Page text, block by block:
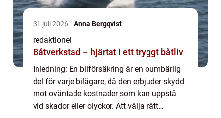
31 juli 2026 Anna Bergqvist
redaktionel
Båtverkstad – hjärtat i ett tryggt båtliv
Inledning: En bilförsäkring är en oumbärlig
del för varje bilägare, då den erbjuder skydd
mot oväntade kostnader som kan uppstå
vid skador eller olyckor. Att välja rätt